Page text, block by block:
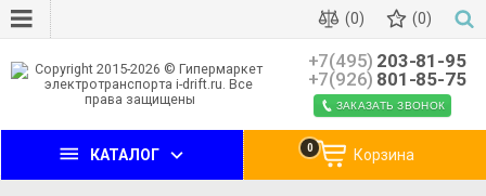
(0) (0)
+7(495) 203-81-95
+7(926) 801-85-75
ЗАКАЗАТЬ ЗВОНОК
КАТАЛОГ Корзина
0